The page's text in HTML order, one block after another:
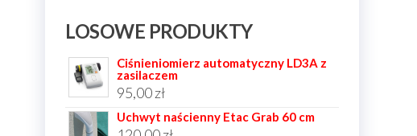
LOSOWE PRODUKTY
Ciśnieniomierz automatyczny LD3A z
zasilaczem
95,00zł
Uchwyt naścienny Etac Grab 60 cm